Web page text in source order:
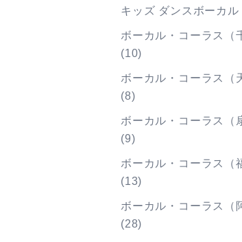
キッズ ダンスボーカル
ボーカル・コーラス（
(10)
ボーカル・コーラス（
(8)
ボーカル・コーラス（
(9)
ボーカル・コーラス（
(13)
ボーカル・コーラス（
(28)